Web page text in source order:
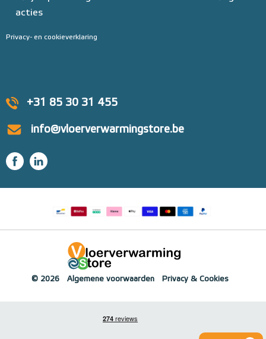
+31 85 30 31 455
info@vloerverwarmingstore.be
acties
Privacy- en cookieverklaring
© 2026 Algemene voorwaarden Privacy & Cookies